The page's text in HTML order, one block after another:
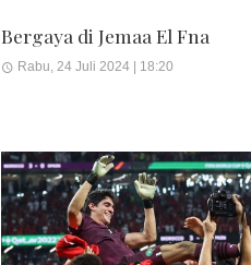
Bergaya di Jemaa El Fna
Rabu, 24 Juli 2024 | 18:20